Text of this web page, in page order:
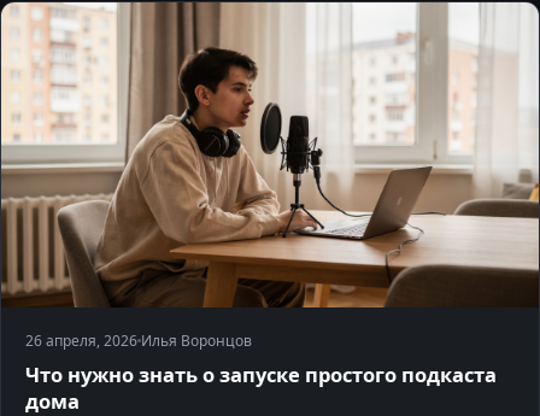
26 апреля, 2026Илья Воронцов
Что нужно знать о запуске простого подкаста
дома